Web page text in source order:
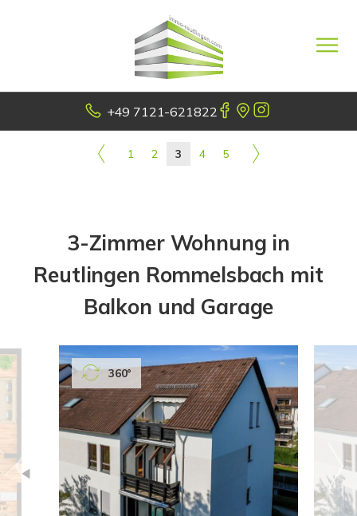
+49 7121-621822
1 2 3 4 5
3-Zimmer Wohnung in
Reutlingen Rommelsbach mit
Balkon und Garage
360°